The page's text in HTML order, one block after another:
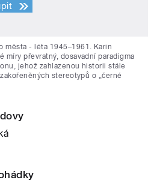
města - léta 1945–1961. Karin
míry převratný, dosavadní paradigma
jehož zahlazenou historii stále
stereotypů o „černé